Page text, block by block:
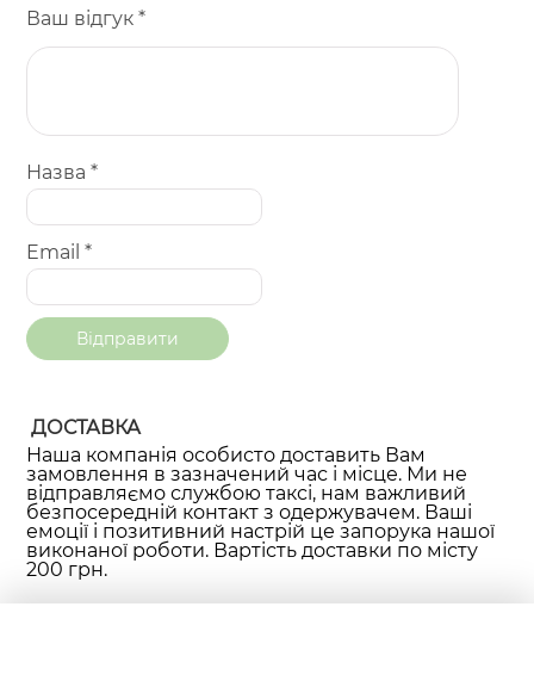
Ваш відгук*
Назва*
Email*
ДОСТАВКА
Наша компанія особисто доставить Вам
замовлення в зазначений час і місце. Ми не
відправляємо службою таксі, нам важливий
безпосередній контакт з одержувачем. Ваші
емоції і позитивний настрій це запорука нашої
виконаної роботи. Вартість доставки по місту
200 грн.